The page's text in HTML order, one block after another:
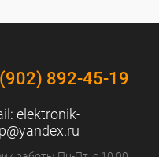
892-45-19
elektronik-